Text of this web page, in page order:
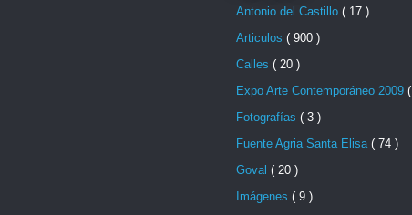
Antonio del Castillo ( 17 )
Articulos ( 900 )
Calles ( 20 )
Expo Arte Contemporáneo 2009
Fotografías ( 3 )
Fuente Agria Santa Elisa ( 74 )
Goval ( 20 )
Imágenes ( 9 )